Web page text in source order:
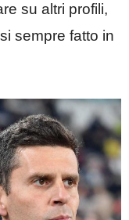
su altri profili,
sempre fatto in